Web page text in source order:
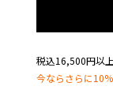
税込16,500円以
今ならさらに